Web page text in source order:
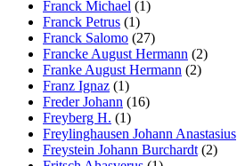
Franck Michael (1)
Franck Petrus (1)
Franck Salomo (27)
Francke August Hermann (2)
Franke August Hermann (2)
Franz Ignaz (1)
Freder Johann (16)
Freyberg H. (1)
Freylinghausen Johann Anastasius
Freystein Johann Burchardt (2)